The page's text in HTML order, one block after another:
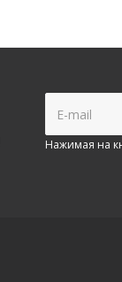
Нажимая на